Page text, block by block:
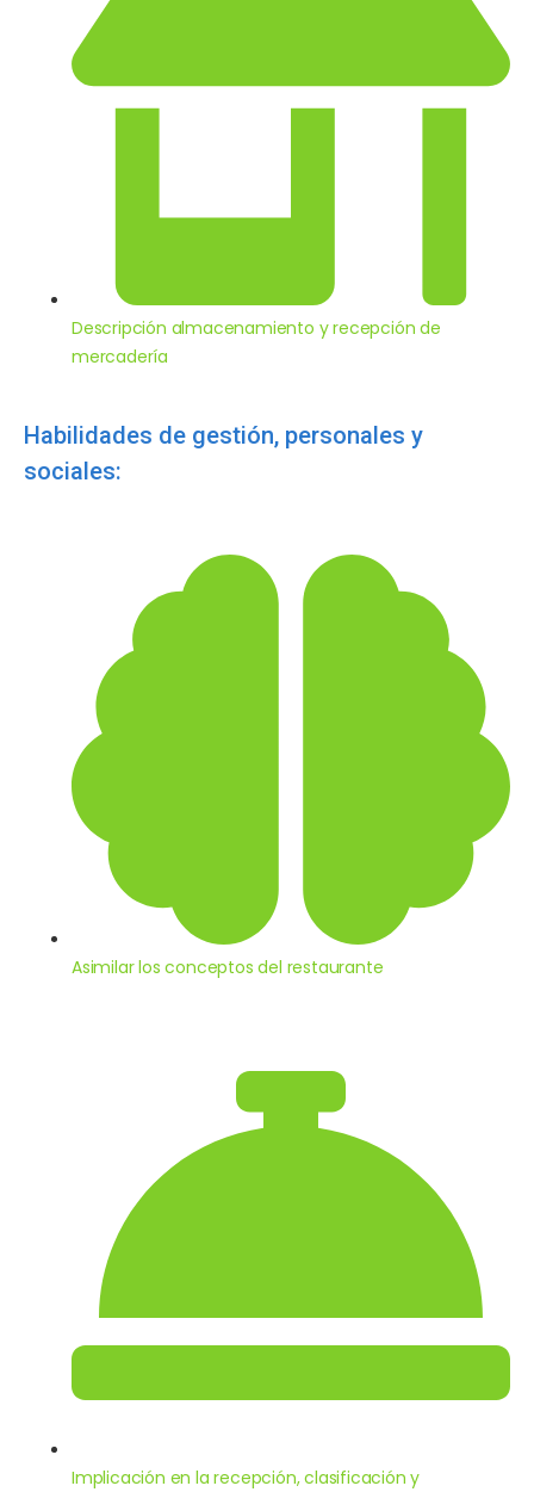
Descripción almacenamiento y recepción de
mercadería
Habilidades de gestión, personales y
sociales:
Asimilar los conceptos del restaurante
Implicación en la recepción, clasificación y